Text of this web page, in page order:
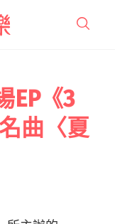
EP《3
曲〈夏